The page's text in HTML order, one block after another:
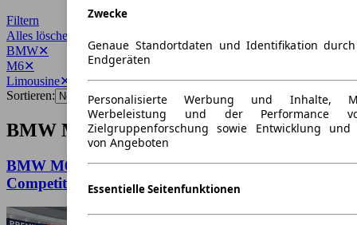
Zwecke
Genaue Standortdaten und Identifikation
Endgeräten
Personalisierte Werbung und Inhalte,
Werbeleistung und der Performance
Zielgruppenforschung sowie Entwicklung und
von Angeboten
Essentielle Seitenfunktionen
Filtern
Alles löschen
BMW✕
M6✕
Limousine✕
Sortieren:
BMW M6 Limousine Angebote
BMW M6 Gran Coupe
Competition*Garantie*Finanzierung*